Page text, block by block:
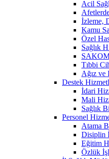
Acil
İzleme,
Kamu
Özel
Sağlık
Tıbbi
Ağız ve
Destek
İdari
Mali
Sağlık
Personel
Atama
Disiplin
Eğitim
Özlük